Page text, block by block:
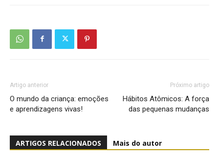
Artigo anterior
O mundo da criança: emoções
e aprendizagens vivas!
Próximo artigo
Hábitos Atômicos: A força
das pequenas mudanças
ARTIGOS RELACIONADOS Mais do autor